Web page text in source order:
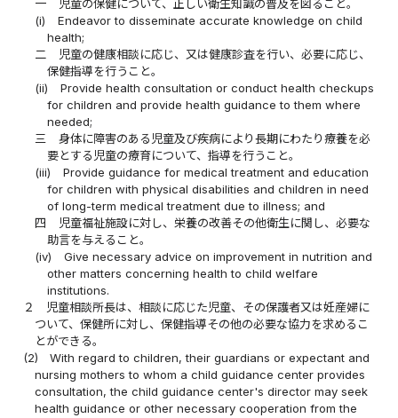
一
児童の保健について、正しい衛生知識の普及を図ること。
(i)
Endeavor to disseminate accurate knowledge on child
health;
二
児童の健康相談に応じ、又は健康診査を行い、必要に応じ、
保健指導を行うこと。
(ii)
Provide health consultation or conduct health checkups
for children and provide health guidance to them where
needed;
三
身体に障害のある児童及び疾病により長期にわたり療養を必
要とする児童の療育について、指導を行うこと。
(iii)
Provide guidance for medical treatment and education
for children with physical disabilities and children in need
of long-term medical treatment due to illness; and
四
児童福祉施設に対し、栄養の改善その他衛生に関し、必要な
助言を与えること。
(iv)
Give necessary advice on improvement in nutrition and
other matters concerning health to child welfare
institutions.
２
児童相談所長は、相談に応じた児童、その保護者又は妊産婦に
ついて、保健所に対し、保健指導その他の必要な協力を求めるこ
とができる。
(2)
With regard to children, their guardians or expectant and
nursing mothers to whom a child guidance center provides
consultation, the child guidance center's director may seek
health guidance or other necessary cooperation from the